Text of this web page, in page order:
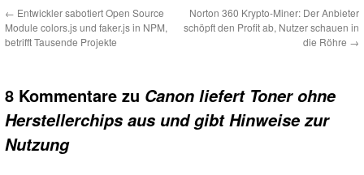
← Entwickler sabotiert Open Source
Module colors.js und faker.js in NPM,
betrifft Tausende Projekte
Norton 360 Krypto-Miner: Der Anbieter
schöpft den Profit ab, Nutzer schauen in
die Röhre →
8 Kommentare zu Canon liefert Toner ohne
Herstellerchips aus und gibt Hinweise zur
Nutzung